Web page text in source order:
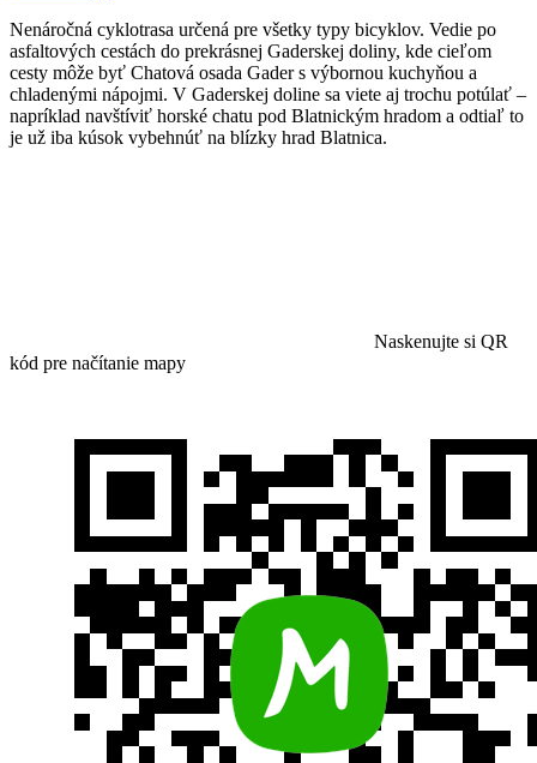
Nenáročná cyklotrasa určená pre všetky typy bicyklov. Vedie po
asfaltových cestách do prekrásnej Gaderskej doliny, kde cieľom
cesty môže byť Chatová osada Gader s výbornou kuchyňou a
chladenými nápojmi. V Gaderskej doline sa viete aj trochu potúlať –
napríklad navštíviť horské chatu pod Blatnickým hradom a odtiaľ to
je už iba kúsok vybehnúť na blízky hrad Blatnica.
Naskenujte si QR
kód pre načítanie mapy